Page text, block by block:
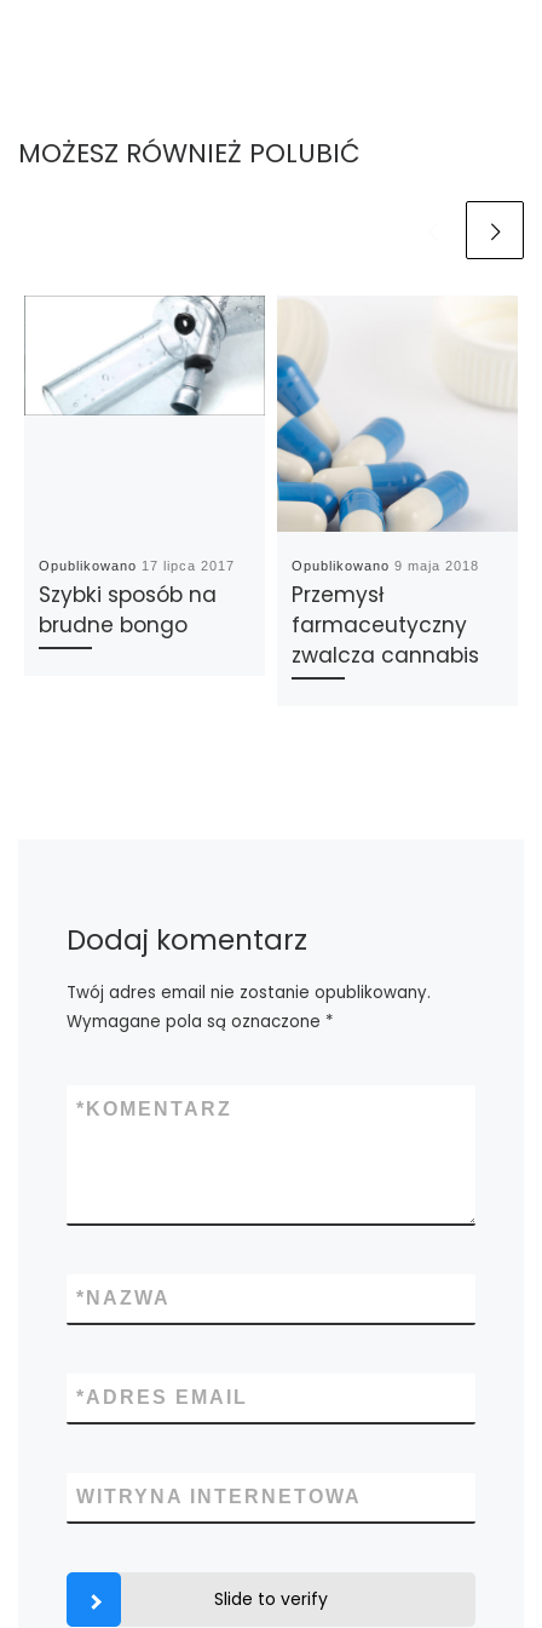
MOŻESZ RÓWNIEŻ POLUBIĆ
Opublikowano 17 lipca 2017
Szybki sposób na
brudne bongo
Opublikowano9 maja 2018
Przemysł
farmaceutyczny
zwalcza cannabis
Dodaj komentarz
Twój adres email nie zostanie opublikowany.
Wymagane pola są oznaczone *
KOMENTARZ
*
NAZWA
*
ADRES EMAIL
*
WITRYNA INTERNETOWA
Slide to verify